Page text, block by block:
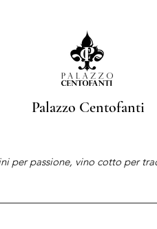
Palazzo Centofanti
per passione, vino cotto per